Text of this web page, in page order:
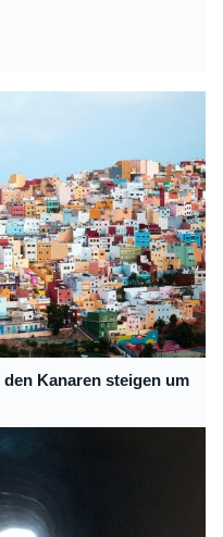
Kanaren steigen um